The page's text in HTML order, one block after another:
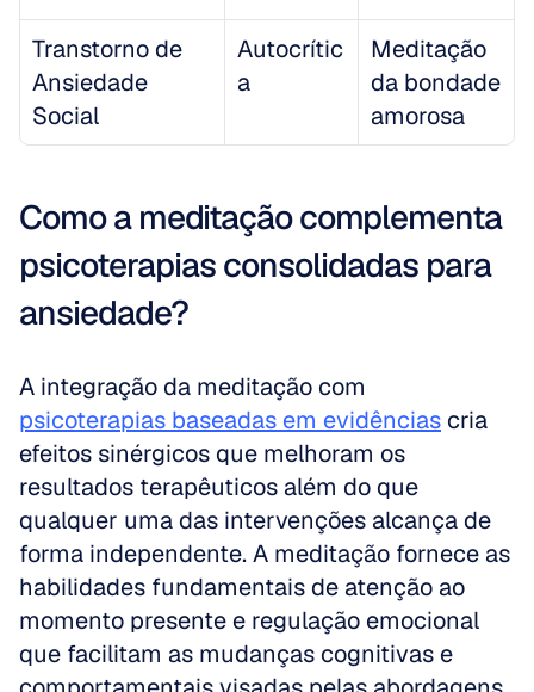
Transtorno de
Ansiedade
Social
Autocrític
a
Meditação
da bondade
amorosa
Como a meditação complementa
psicoterapias consolidadas para
ansiedade?
psicoterapias baseadas em evidências cria
efeitos sinérgicos que melhoram os
resultados terapêuticos além do que
qualquer uma das intervenções alcança de
forma independente. A meditação fornece as
habilidades fundamentais de atenção ao
momento presente e regulação emocional
que facilitam as mudanças cognitivas e